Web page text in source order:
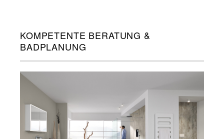
KOMPETENTE BERATUNG &
BADPLANUNG